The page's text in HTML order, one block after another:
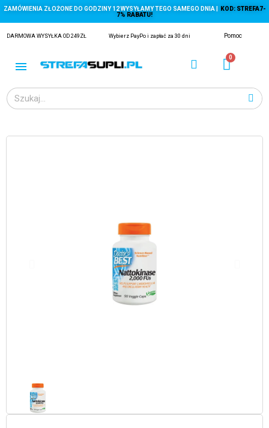
ZAMÓWIENIA ZŁOŻONE DO GODZINY 12 WYSYŁAMY TEGO SAMEGO DNIA |
KOD: STREFA7-
7% RABATU!
DARMOWA WYSYŁKA OD 249ZŁ Wybierz PayPo i zapłać za 30 dni Pomoc